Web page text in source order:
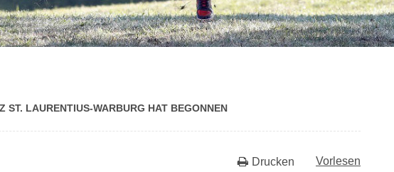
ST. LAU­REN­TI­US-WAR­BURG HAT BEGONNEN
Vorlesen
Drucken